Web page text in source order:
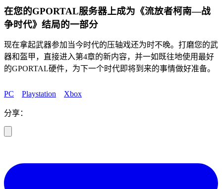
在您的GPORTAL服务器上成为《流放者柯南—战
争时代》结局的一部分
现在拿起武器参加当今时代的压轴戏还为时不晚。打磨您的武
器和盔甲，直接进入第4章的新内容，并一如既往地使用最好
的GPORTAL硬件，为下一个时代即将到来的事情做好准备。
PC Playstation Xbox
分享：